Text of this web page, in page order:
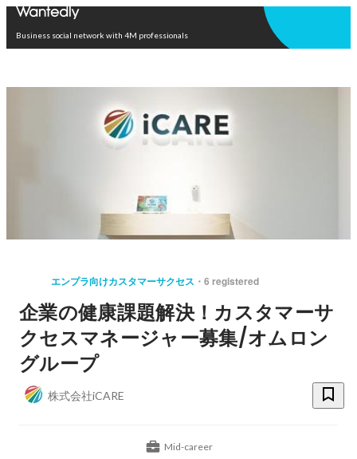
Business social network with 4M professionals
エンプラ向けカスタマーサクセス 6 registered
企業の健康課題解決！カスタマーサ
クセスマネージャー募集/オムロン
グループ
株式会社iCARE
Mid-career